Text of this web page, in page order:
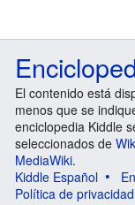
El contenido está
menos que se
enciclopedia Kiddle
seleccionados de
MediaWiki.
Kiddle Español
Política de privacidad